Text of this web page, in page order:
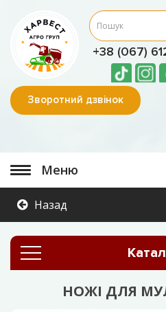
+38 (067)
Зворотний дзвінок
Меню
Назад
НОЖІ ДЛЯ